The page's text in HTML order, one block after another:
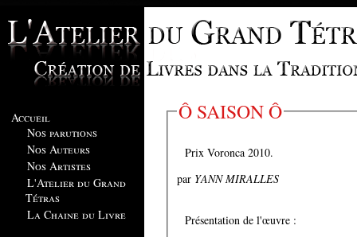
Accueil
Nos parutions
Nos Auteurs
Nos Artistes
L'Atelier du Grand
Tétras
La Chaine du Livre
Ô SAISON Ô
Prix Voronca 2010.
par YANN MIRALLES
Présentation de l'œuvre :